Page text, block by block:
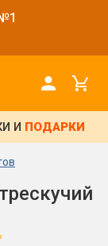
И ПОДАРКИ